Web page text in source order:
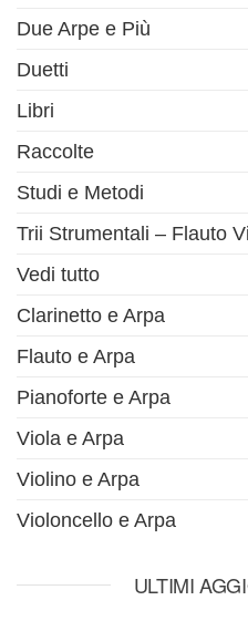
Due Arpe e Più
Duetti
Libri
Raccolte
Studi e Metodi
Trii Strumentali – Flauto
Vedi tutto
Clarinetto e Arpa
Flauto e Arpa
Pianoforte e Arpa
Viola e Arpa
Violino e Arpa
Violoncello e Arpa
ULTIMI